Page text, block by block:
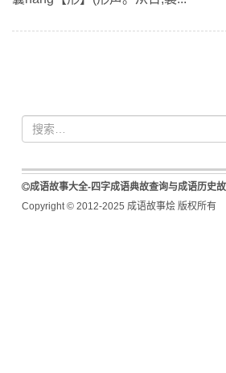
成语故事大全-四字成语典故查询与成语历史
Copyright © 2012-2025 成语故事烩 版权所有